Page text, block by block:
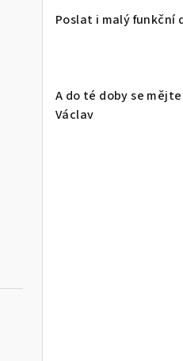
Poslat i malý funkční
A do té doby se
Václav